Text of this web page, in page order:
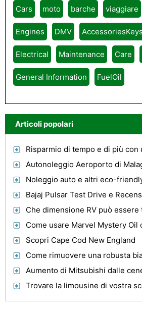
Cars moto barche viaggiare
Engines DMV AccessoriesKeys
Electrical Maintenance Care
General Information FuelOil
Articoli popolari
Noleggio auto e altri eco-
Bajaj Pulsar Test Drive e
Come usare Marvel Mystery Oil
Scopri Cape Cod New England
Come rimuovere una robusta
Trovare la limousine di vostra